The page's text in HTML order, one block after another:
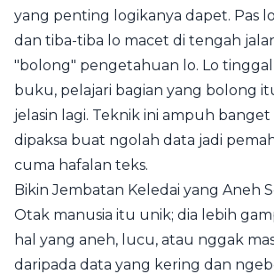
yang penting logikanya dapet. Pas
dan tiba-tiba lo macet di tengah
"bolong" pengetahuan lo. Lo
buku, pelajari bagian yang bolong
jelasin lagi. Teknik ini ampuh
dipaksa buat ngolah data jadi
cuma hafalan teks.
Bikin Jembatan Keledai yang Aneh
Otak manusia itu unik; dia lebih
hal yang aneh, lucu, atau nggak
daripada data yang kering dan